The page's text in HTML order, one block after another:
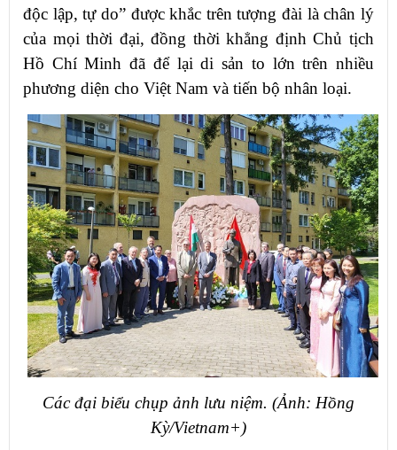
độc lập, tự do” được khắc trên tượng đài là chân lý
của mọi thời đại, đồng thời khẳng định Chủ tịch
Hồ Chí Minh đã để lại di sản to lớn trên nhiều
phương diện cho Việt Nam và tiến bộ nhân loại.
Các đại biểu chụp ảnh lưu niệm. (Ảnh: Hồng
Kỳ/Vietnam+)